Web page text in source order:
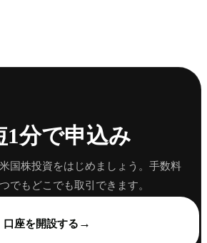
1分で申込み
国株投資をはじめましょう。手数料
でもどこでも取引できます。
口座を開設する →